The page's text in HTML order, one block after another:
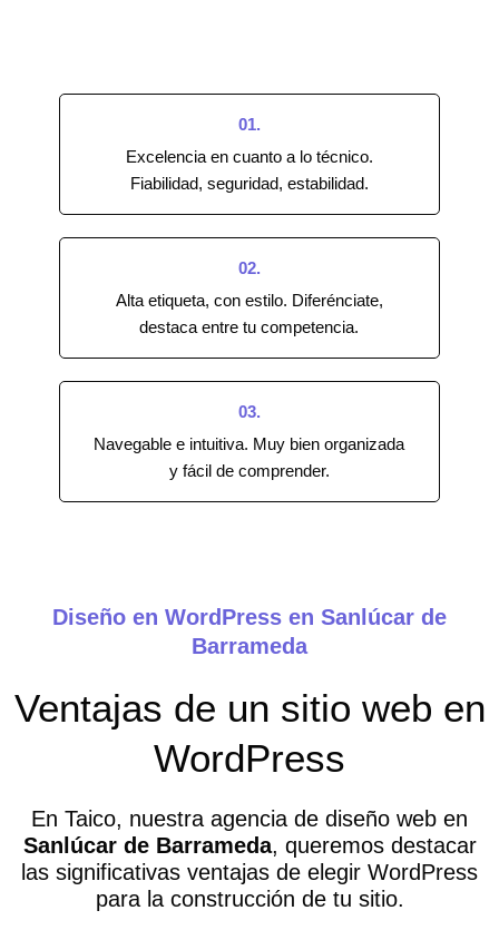
01.
Excelencia en cuanto a lo técnico.
Fiabilidad, seguridad, estabilidad.
02.
Alta etiqueta, con estilo. Diferénciate,
destaca entre tu competencia.
03.
Navegable e intuitiva. Muy bien organizada
y fácil de comprender.
Diseño en WordPress en Sanlúcar de
Barrameda
Ventajas de un sitio web en
WordPress
En Taico, nuestra agencia de diseño web en
Sanlúcar de Barrameda, queremos destacar
las significativas ventajas de elegir WordPress
para la construcción de tu sitio.